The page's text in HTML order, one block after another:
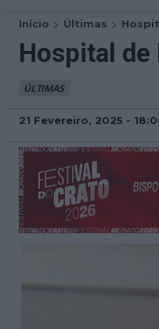
Início Últimas
Hospital
ÚLTIMAS
21 Fevereiro, 2025 -